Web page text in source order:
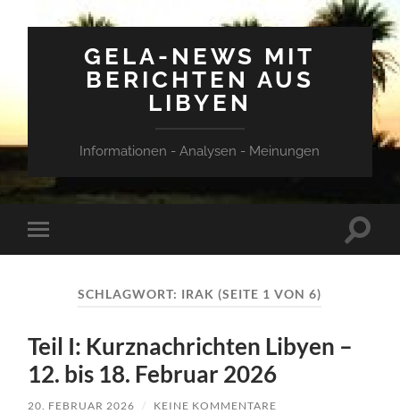
GELA-NEWS MIT
BERICHTEN AUS
LIBYEN
Informationen - Analysen - Meinungen
Mobile-
Menü
SCHLAGWORT: IRAK (SEITE 1 VON 6)
Teil I: Kurznachrichten Libyen –
12. bis 18. Februar 2026
20. FEBRUAR 2026 / KEINE KOMMENTARE